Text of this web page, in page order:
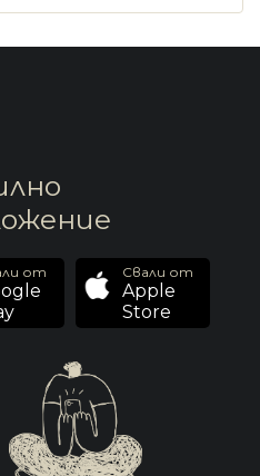
от Свали от
Apple
Store